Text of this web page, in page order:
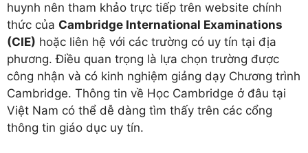
huynh nên tham khảo trực tiếp trên website chính
thức của Cambridge International Examinations
(CIE) hoặc liên hệ với các trường có uy tín tại địa
phương. Điều quan trọng là lựa chọn trường được
công nhận và có kinh nghiệm giảng dạy Chương trình
Cambridge. Thông tin về Học Cambridge ở đâu tại
Việt Nam có thể dễ dàng tìm thấy trên các cổng
thông tin giáo dục uy tín.